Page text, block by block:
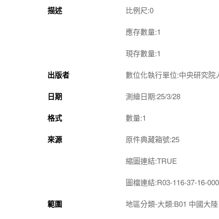
描述 比例尺:0
應存數量:1
現存數量:1
出版者 數位化執行單位:中央研究
日期 測繪日期:25/3/28
格式 數量:1
來源 原件典藏箱號:25
縮圖連結:TRUE
圖檔連結:R03-116-37-16-
範圍 地區分類-大類:B01 中國大陸